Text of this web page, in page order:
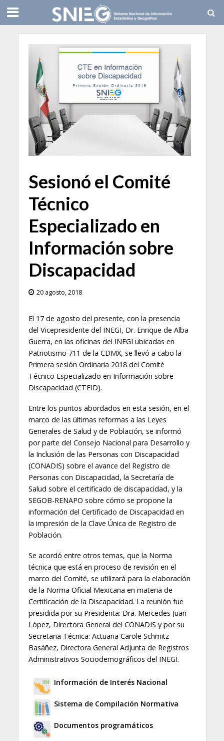
Sesionó el Comité
Técnico
Especializado en
Información sobre
Discapacidad
20 agosto, 2018
El 17 de agosto del presente, con la presencia
del Vicepresidente del INEGI, Dr. Enrique de Alba
Guerra, en las oficinas del INEGI ubicadas en
Patriotismo 711 de la CDMX, se llevó a cabo la
Primera sesión Ordinaria 2018 del Comité
Técnico Especializado en Información sobre
Discapacidad (CTEID).
Entre los puntos abordados en esta sesión, en el
marco de las últimas reformas a las Leyes
Generales de Salud y de Población, se informó
por parte del Consejo Nacional para Desarrollo y
la Inclusión de las Personas con Discapacidad
(CONADIS) sobre el avance del Registro de
Personas con Discapacidad, la Secretaría de
Salud sobre el certificado de discapacidad, y la
SEGOB-RENAPO sobre cómo se propone la
información del Certificado de Discapacidad en
la impresión de la Clave Única de Registro de
Población.
Se acordó entre otros temas, que la Norma
técnica que está en proceso de revisión en el
marco del Comité, se utilizará para la elaboración
de la Norma Oficial Mexicana en materia de
Certificación de la Discapacidad. La reunión fue
presidida por su Presidenta: Dra. Mercedes Juan
López, Directora General del CONADIS y por su
Secretaria Técnica: Actuaria Carole Schmitz
Basáñez, Directora General Adjunta de Registros
Administrativos Sociodemográficos del INEGI.
Información de Interés Nacional
Sistema de Compilación Normativa
Documentos programáticos